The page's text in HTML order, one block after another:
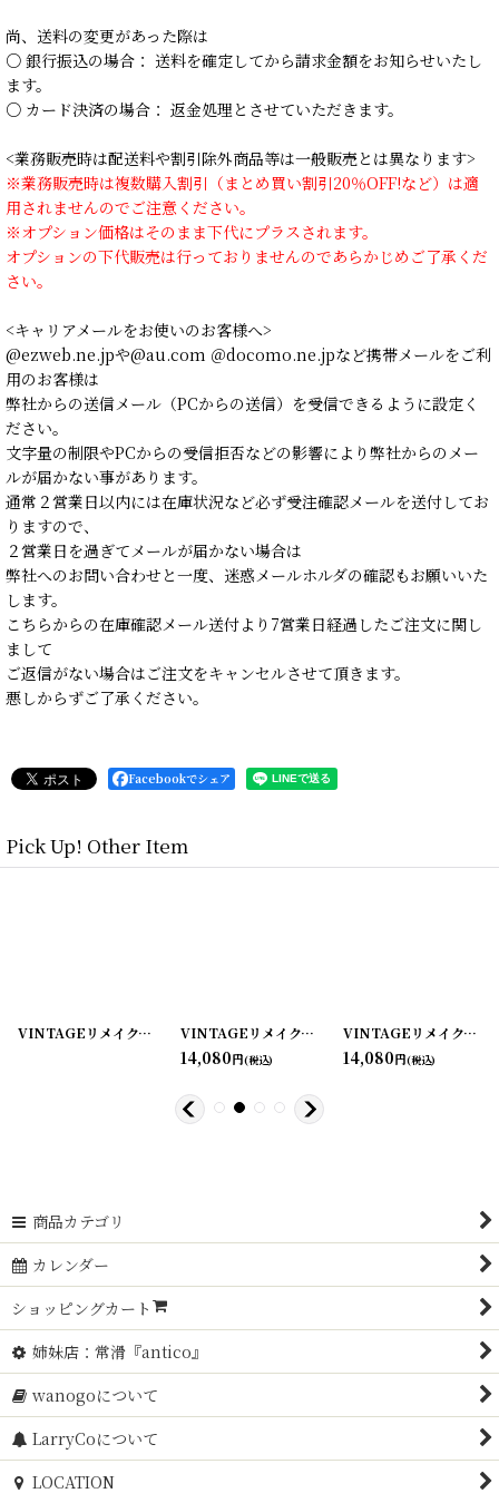
尚、送料の変更があった際は
○ 銀行振込の場合： 送料を確定してから請求金額をお知らせいたし
ます。
○ カード決済の場合： 返金処理とさせていただきます。
<業務販売時は配送料や割引除外商品等は一般販売とは異なります>
※業務販売時は複数購入割引（まとめ買い割引20％OFF!など）は適
用されませんのでご注意ください。
※オプション価格はそのまま下代にプラスされます。
オプションの下代販売は行っておりませんのであらかじめご了承くだ
さい。
<キャリアメールをお使いのお客様へ>
@ezweb.ne.jpや@au.com ＠docomo.ne.jpなど携帯メールをご利
用のお客様は
弊社からの送信メール（PCからの送信）を受信できるように設定く
ださい。
文字量の制限やPCからの受信拒否などの影響により弊社からのメー
ルが届かない事があります。
通常２営業日以内には在庫状況など必ず受注確認メールを送付してお
りますので、
２営業日を過ぎてメールが届かない場合は
弊社へのお問い合わせと一度、迷惑メールホルダの確認もお願いいた
します。
こちらからの在庫確認メール送付より7営業日経過したご注文に関し
まして
ご返信がない場合はご注文をキャンセルさせて頂きます。
悪しからずご了承ください。
Facebookでシェア
Pick Up! Other Item
02] [ 20221224-01] [250922-05 ]
VINTAGEリメイクパンツ/キッチンクロス・ファブリックカレンダーリメイクパンツ VINTAGEリメイクパンツ/キッチンクロス・ファブリックカレンダーリメイクパンツ
14,080円(税込)
VINTAGEリメイクパンツ/キッチンクロス・ファブリックカレンダーリメイクパンツ
14,080円(税込)
商品カテゴリ
カレンダー
ショッピングカート
姉妹店：常滑『antico』
wanogoについて
LarryCoについて
LOCATION